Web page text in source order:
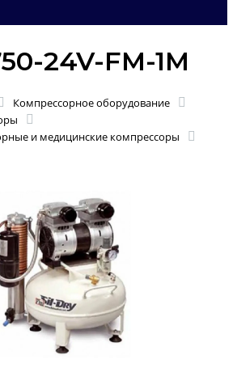
24V-FM-1M
Компрессорное оборудование
и медицинские компрессоры